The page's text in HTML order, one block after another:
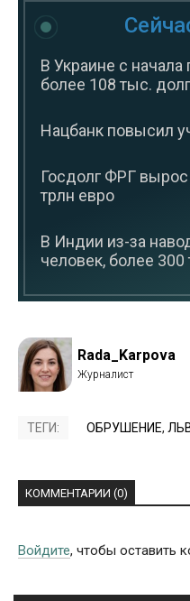
В Украине с
более 108 тыс.
Нацбанк повысил
Госдолг ФРГ
трлн евро
В Индии из-за
человек, более
Rada_Karpova
ТЕГИ: ОБРУШЕНИЕ,
КОММЕНТАРИИ (0)
Войдите, чтобы оставить